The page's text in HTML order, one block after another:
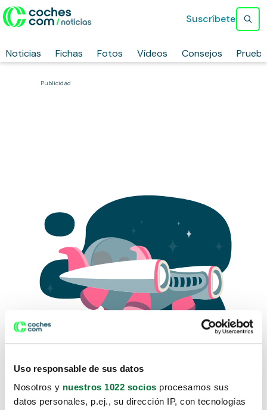
Uso responsable de sus datos
Nosotros y nuestros 1022 socios procesamos sus
datos personales, p.ej., su dirección IP, con tecnologías
Noticias Fichas Fotos Vídeos Consejos
Suscríbete
Publicidad